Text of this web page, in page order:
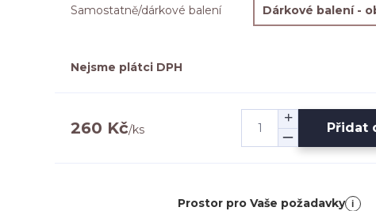
Samostatně/dárkové balení
Nejsme plátci DPH
260 Kč/ks Přidat
Prostor pro Vaše požadavky i